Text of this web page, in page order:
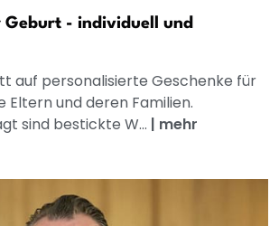
Geburt - individuell und
auf personalisierte Geschenke für
und deren Familien.
sind bestickte W... | mehr